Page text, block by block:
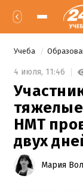
Учеба
4 июля, 11:46
тяжелые
НМТ
двух
Мария